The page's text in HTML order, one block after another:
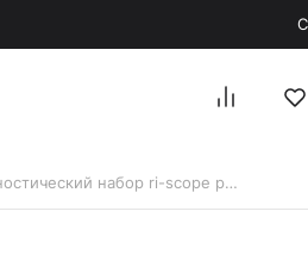
Перейти в
3819-203 Диагностический набор ri-scope perfect, отоскоп L3 и офтальмоскоп L2, LED 3,5В